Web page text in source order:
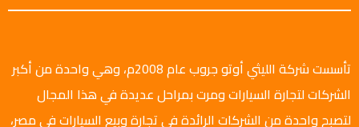
تأسست شركة الليثي أوتو جروب عام 2008م، وهي واحدة من أكبر
الشركات لتجارة السيارات ومرت بمراحل عديدة في هذا المجال
لتصبح واحدة من الشركات الرائدة في تجارة وبيع السيارات في مصر،